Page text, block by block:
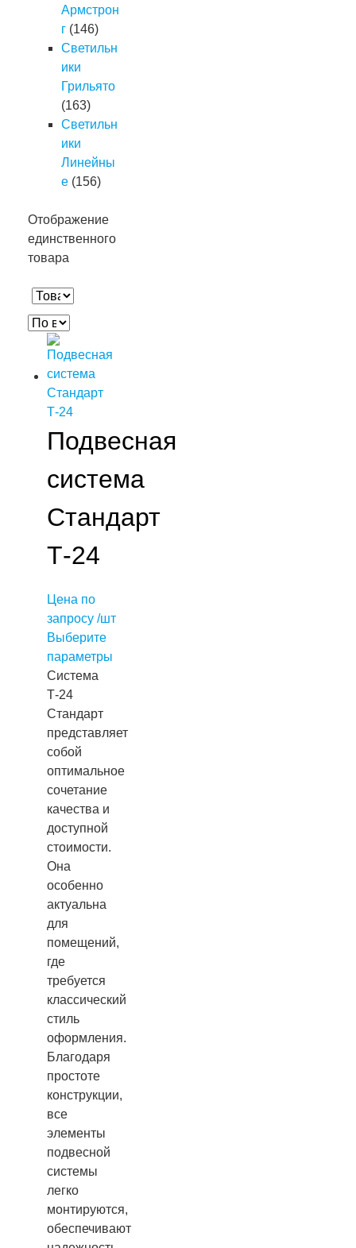
Армстрон
г (146)
Светильн
ики
Грильято
(163)
Светильн
ики
Линейны
е (156)
Отображение
единственного
товара
Подвесная
система
Стандарт
Т-24
Цена по
запросу /шт
Выберите
параметры
Система
Т-24
Стандарт
представляет
собой
оптимальное
сочетание
качества и
доступной
стоимости.
Она
особенно
актуальна
для
помещений,
где
требуется
классический
стиль
оформления.
Благодаря
простоте
конструкции,
все
элементы
подвесной
системы
легко
монтируются,
обеспечивают